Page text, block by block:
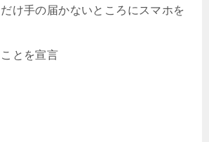
け手の届かないところにスマホを
とを宣言